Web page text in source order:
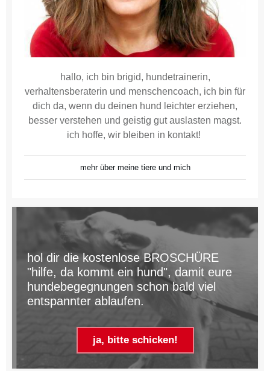
hallo, ich bin brigid, hundetrainerin,
verhaltensberaterin und menschencoach, ich bin für
dich da, wenn du deinen hund leichter erziehen,
besser verstehen und geistig gut auslasten magst.
ich hoffe, wir bleiben in kontakt!
mehr über meine tiere und mich
hol dir die kostenlose BROSCHÜRE
"hilfe, da kommt ein hund", damit eure
hundebegegnungen schon bald viel
entspannter ablaufen.
ja, bitte schicken!